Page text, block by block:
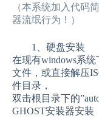
（本系统加入代码
器流氓行为！）
1、硬盘安装
在现有windows系
文件，或直接解压
件目录，
双击根目录下的
GHOST安装器安装